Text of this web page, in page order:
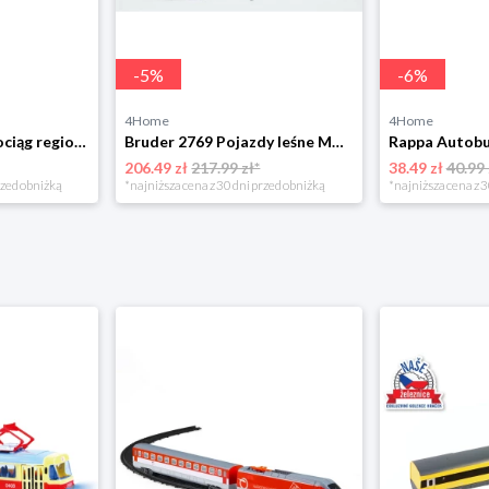
Rappa Metalowy pociąg regionalny RegioJet, 17 cm
obniżką
-5%
4Home
Bruder 2769 Pojazdy leśne MAN TGA Timber tir z ramieniem załadowczym i 3 kłodami drewna BRUDER
206.49 zł217.99 zł*
*najniższa cena z 30 dni przed obniżką
-6%
4Home
38.49 zł40.99
*najniższa cena z